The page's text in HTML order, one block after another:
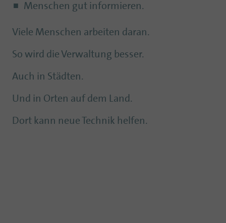
Menschen gut informieren.
Viele Menschen arbeiten daran.
So wird die Verwaltung besser.
Auch in Städten.
Und in Orten auf dem Land.
Dort kann neue Technik helfen.